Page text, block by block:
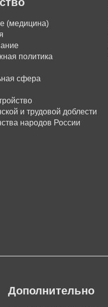
(медицина)
политика
сфера
и трудовой доблести
народов России
Дополнительно